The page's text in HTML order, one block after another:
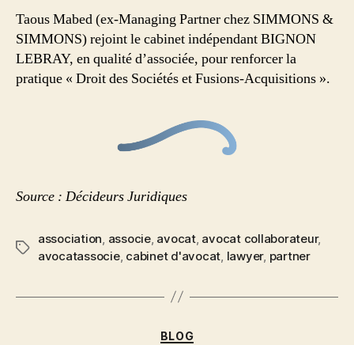
Taous Mabed (ex-Managing Partner chez SIMMONS &
SIMMONS) rejoint le cabinet indépendant BIGNON
LEBRAY, en qualité d’associée, pour renforcer la
pratique « Droit des Sociétés et Fusions-Acquisitions ».
Source : Décideurs Juridiques
association, associe, avocat, avocat collaborateur,
avocatassocie, cabinet d'avocat, lawyer, partner
BLOG